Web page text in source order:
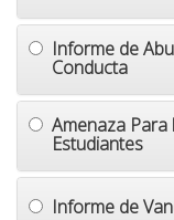
Informe de
Conducta
Amenaza Para
Estudiantes
Informe de